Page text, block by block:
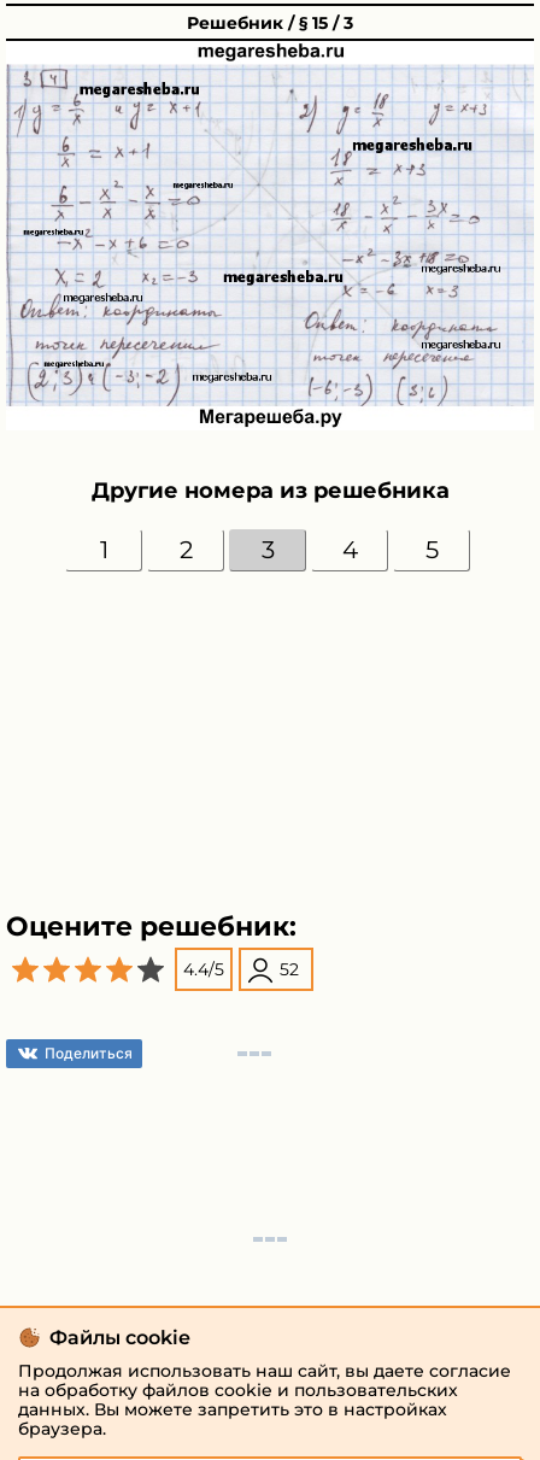
Решебник / § 15 / 3
Другие номера из решебника
1 2 3 4 5
Оцените решебник:
4.4/5 52
Поделиться
Файлы cookie
Продолжая использовать наш сайт, вы даете согласие
на обработку файлов cookie и пользовательских
данных. Вы можете запретить это в настройках
браузера.